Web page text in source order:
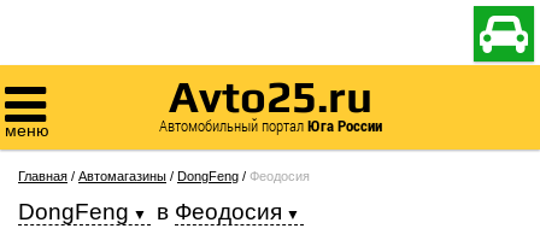


меню
Avto25.ru
Автомобильный порталЮга России
Главная / Автомагазины / DongFeng / Феодосия
DongFeng в Феодосия